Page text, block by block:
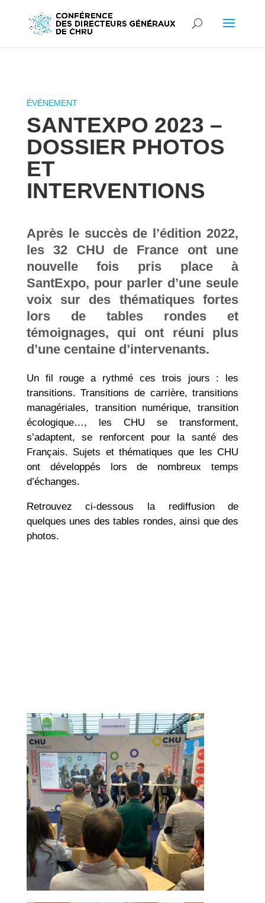
SANTEXPO 2023 –
DOSSIER PHOTOS
ET
INTERVENTIONS
Après le succès de l’édition 2022,
les 32 CHU de France ont une
nouvelle fois pris place à
SantExpo, pour parler d’une seule
voix sur des thématiques fortes
lors de tables rondes et
témoignages, qui ont réuni plus
d’une centaine d’intervenants.
Un fil rouge a rythmé ces trois jours : les
transitions. Transitions de carrière, transitions
managériales, transition numérique, transition
écologique…, les CHU se transforment,
s’adaptent, se renforcent pour la santé des
Français. Sujets et thématiques que les CHU
ont développés lors de nombreux temps
d’échanges.
Retrouvez ci-dessous la rediffusion de
quelques unes des tables rondes, ainsi que des
photos.